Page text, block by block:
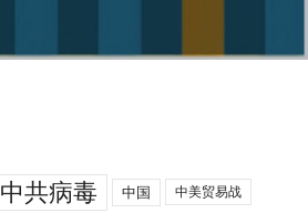
中共病毒 中国 中美贸易战